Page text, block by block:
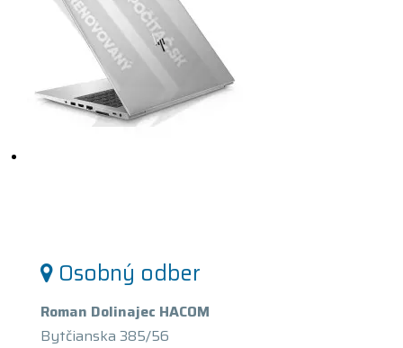
Osobný odber
Roman Dolinajec HACOM
Bytčianska 385/56